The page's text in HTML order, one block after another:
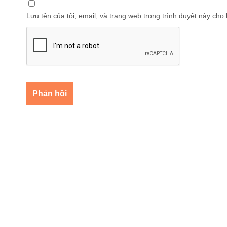
Lưu tên của tôi, email, và trang web trong trình duyệt này